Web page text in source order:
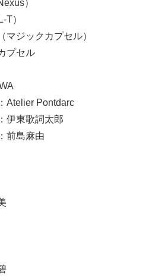
）
T）
マジックカプセル）
プセル
Atelier Pontdarc
伊東歌詞太郎
前島麻由